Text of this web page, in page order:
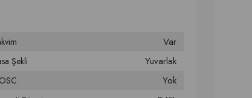
Var
Şekli Yuvarlak
Yok